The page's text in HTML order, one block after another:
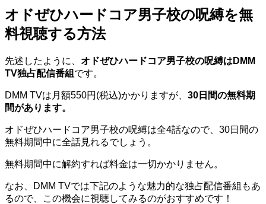
オドぜひハードコア男子校の呪縛を無
料視聴する方法
先述したように、 オドぜひハードコア男子校の呪縛はDMM
TV独占配信番組 です。
DMM TVは月額550円(税込)かかりますが、 30日間の無料期
間があります。
オドぜひハードコア男子校の呪縛は全4話なので、30日間の
無料期間中に全話見れるでしょう。
無料期間中に解約すれば料金は一切かかりません。
なお、DMM TVでは下記のような魅力的な独占配信番組もあ
るので、この機会に視聴してみるのがおすすめです！